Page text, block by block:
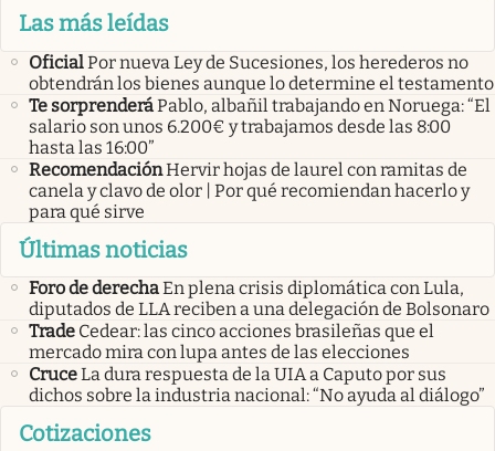
Las más leídas
OficialPor nueva Ley de Sucesiones, los herederos no
obtendrán los bienes aunque lo determine el testamento
Te sorprenderáPablo, albañil trabajando en Noruega: “El
salario son unos 6.200€ y trabajamos desde las 8:00
hasta las 16:00”
RecomendaciónHervir hojas de laurel con ramitas de
canela y clavo de olor | Por qué recomiendan hacerlo y
para qué sirve
Últimas noticias
Foro de derechaEn plena crisis diplomática con Lula,
diputados de LLA reciben a una delegación de Bolsonaro
Trade Cedear: las cinco acciones brasileñas que el
mercado mira con lupa antes de las elecciones
CruceLa dura respuesta de la UIA a Caputo por sus
dichos sobre la industria nacional: “No ayuda al diálogo”
Cotizaciones